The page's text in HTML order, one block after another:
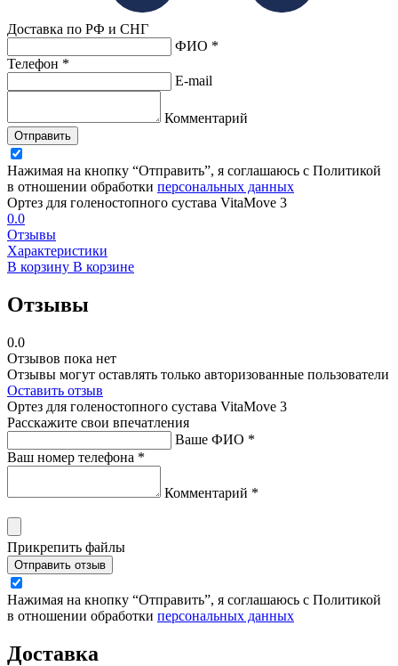
Доставка по РФ и СНГ
ФИО *
Телефон *
E-mail
Комментарий
Отправить
Нажимая на кнопку “Отправить”, я соглашаюсь с Политикой
в отношении обработки персональных данных
Ортез для голеностопного сустава VitaMove 3
0.0
Отзывы
Характеристики
В корзину В корзине
Отзывы
0.0
Отзывов пока нет
Отзывы могут оставлять только авторизованные пользователи
Оставить отзыв
Ортез для голеностопного сустава VitaMove 3
Расскажите свои впечатления
Ваше ФИО *
Ваш номер телефона *
Комментарий *
Прикрепить файлы
Отправить отзыв
Нажимая на кнопку “Отправить”, я соглашаюсь с Политикой
в отношении обработки персональных данных
Доставка